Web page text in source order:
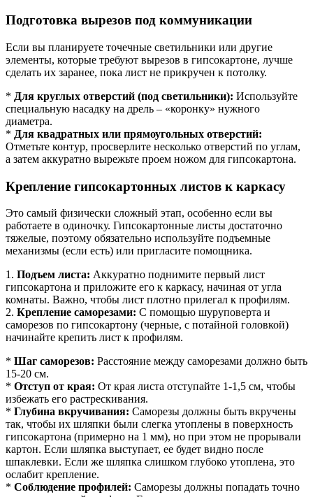
Подготовка вырезов под коммуникации
Если вы планируете точечные светильники или другие
элементы, которые требуют вырезов в гипсокартоне, лучше
сделать их заранее, пока лист не прикручен к потолку.
* Для круглых отверстий (под светильники): Используйте
специальную насадку на дрель – «коронку» нужного
диаметра.
* Для квадратных или прямоугольных отверстий:
Отметьте контур, просверлите несколько отверстий по углам,
а затем аккуратно вырежьте проем ножом для гипсокартона.
Крепление гипсокартонных листов к каркасу
Это самый физически сложный этап, особенно если вы
работаете в одиночку. Гипсокартонные листы достаточно
тяжелые, поэтому обязательно используйте подъемные
механизмы (если есть) или пригласите помощника.
1. Подъем листа: Аккуратно поднимите первый лист
гипсокартона и приложите его к каркасу, начиная от угла
комнаты. Важно, чтобы лист плотно прилегал к профилям.
2. Крепление саморезами: С помощью шуруповерта и
саморезов по гипсокартону (черные, с потайной головкой)
начинайте крепить лист к профилям.
* Шаг саморезов: Расстояние между саморезами должно быть
15-20 см.
* Отступ от края: От края листа отступайте 1-1,5 см, чтобы
избежать его растрескивания.
* Глубина вкручивания: Саморезы должны быть вкручены
так, чтобы их шляпки были слегка утоплены в поверхность
гипсокартона (примерно на 1 мм), но при этом не прорывали
картон. Если шляпка выступает, ее будет видно после
шпаклевки. Если же шляпка слишком глубоко утоплена, это
ослабит крепление.
* Соблюдение профилей: Саморезы должны попадать точно